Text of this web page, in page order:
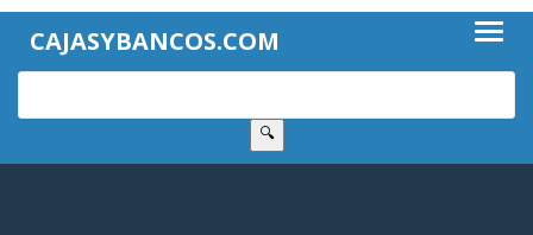
CAJASYBANCOS.COM
🔍